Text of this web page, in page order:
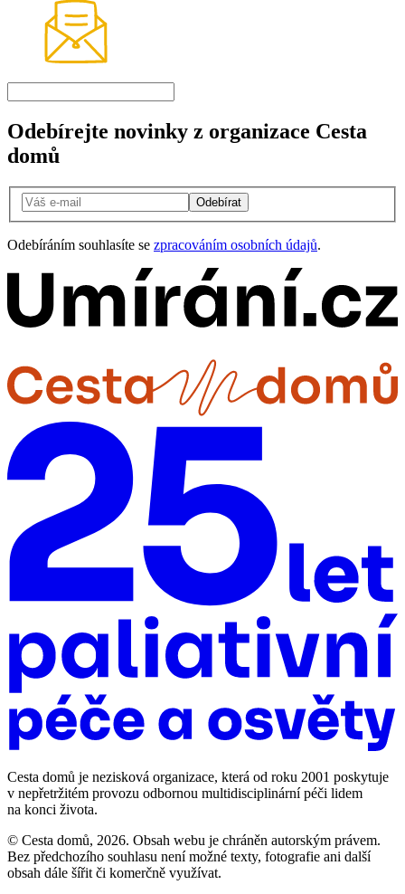
Odebírejte novinky z organizace Cesta
domů
Odebírat
Odebíráním souhlasíte se zpracováním osobních údajů.
Cesta domů je nezisková organizace, která od roku 2001 poskytuje
v nepřetržitém provozu odbornou multidisciplinární péči lidem
na konci života.
© Cesta domů, 2026. Obsah webu je chráněn autorským právem.
Bez předchozího souhlasu není možné texty, fotografie ani další
obsah dále šířit či komerčně využívat.